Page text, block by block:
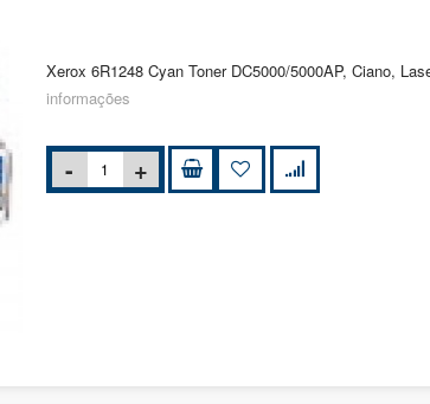
Xerox 6R1248 Cyan Toner DC5000/5000AP, Ciano,
informações